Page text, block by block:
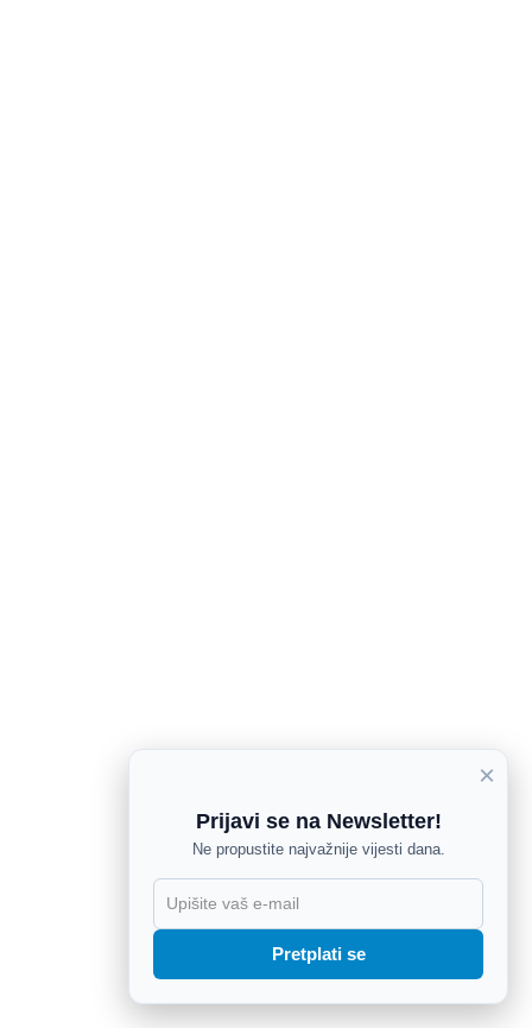
×
Prijavi se na Newsletter!
Ne propustite najvažnije vijesti dana.
Pretplati se